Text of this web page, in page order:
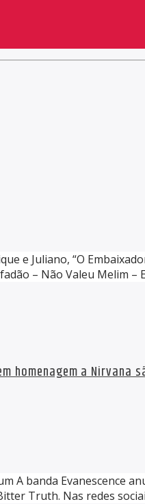
e Juliano, “O
– Não Valeu Melim
homenagem a Nirvana
A banda Evanescence
Truth. Nas redes